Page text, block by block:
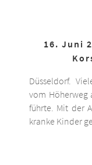
16. Juni
Düsseldorf.
vom Höherweg
führte. Mit der
kranke Kinder